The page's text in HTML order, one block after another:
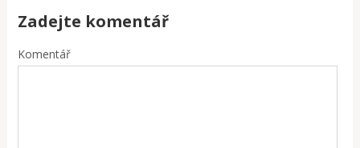
Zadejte komentář
Komentář